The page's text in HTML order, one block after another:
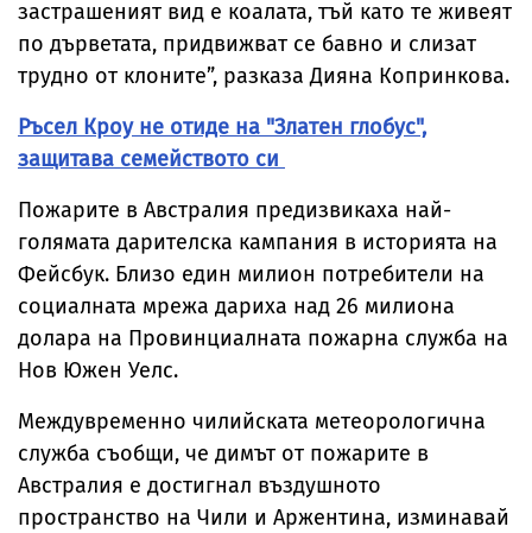
застрашеният вид е коалата, тъй като те живеят
по дърветата, придвижват се бавно и слизат
трудно от клоните”, разказа Дияна Копринкова.
Ръсел Кроу не отиде на "Златен глобус",
защитава семейството си
Пожарите в Австралия предизвикаха най-
голямата дарителска кампания в историята на
Фейсбук. Близо един милион потребители на
социалната мрежа дариха над 26 милиона
долара на Провинциалната пожарна служба на
Нов Южен Уелс.
Междувременно чилийската метеорологична
служба съобщи, че димът от пожарите в
Австралия е достигнал въздушното
пространство на Чили и Аржентина, изминавай